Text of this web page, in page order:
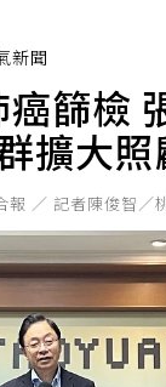
新聞
篩檢
擴大
報 ／ 記者陳俊智／